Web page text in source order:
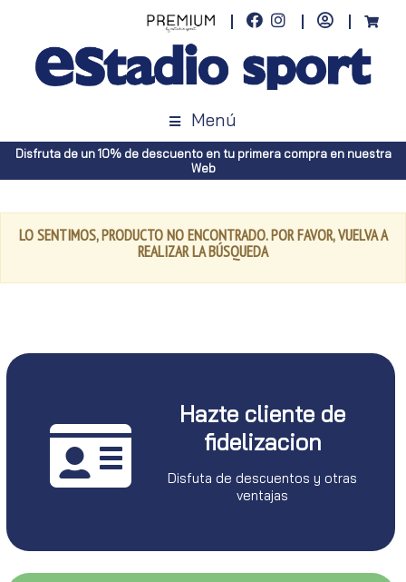
Menú
Disfruta de un 10% de descuento en tu primera compra en nuestra
Web
LO SENTIMOS, PRODUCTO NO ENCONTRADO. POR FAVOR, VUELVA A
REALIZAR LA BÚSQUEDA
Hazte cliente de
fidelizacion
Disfuta de descuentos y otras
ventajas